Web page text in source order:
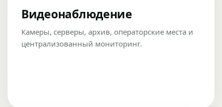
Видеонаблюдение
Камеры, серверы, архив, операторские места и
централизованный мониторинг.